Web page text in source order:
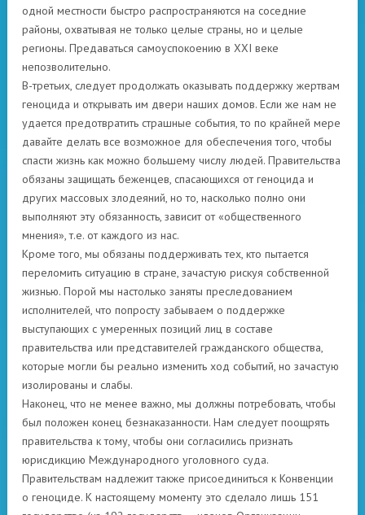
одной местности быстро распространяются на соседние
районы, охватывая не только целые страны, но и целые
регионы. Предаваться самоуспокоению в XXI веке
непозволительно.
В-третьих, следует продолжать оказывать поддержку жертвам
геноцида и открывать им двери наших домов. Если же нам не
удается предотвратить страшные события, то по крайней мере
давайте делать все возможное для обеспечения того, чтобы
спасти жизнь как можно большему числу людей. Правительства
обязаны защищать беженцев, спасающихся от геноцида и
других массовых злодеяний, но то, насколько полно они
выполняют эту обязанность, зависит от «общественного
мнения», т.е. от каждого из нас.
Кроме того, мы обязаны поддерживать тех, кто пытается
переломить ситуацию в стране, зачастую рискуя собственной
жизнью. Порой мы настолько заняты преследованием
исполнителей, что попросту забываем о поддержке
выступающих с умеренных позиций лиц в составе
правительства или представителей гражданского общества,
которые могли бы реально изменить ход событий, но зачастую
изолированы и слабы.
Наконец, что не менее важно, мы должны потребовать, чтобы
был положен конец безнаказанности. Нам следует поощрять
правительства к тому, чтобы они согласились признать
юрисдикцию Международного уголовного суда.
Правительствам надлежит также присоединиться к Конвенции
о геноциде. К настоящему моменту это сделало лишь 151